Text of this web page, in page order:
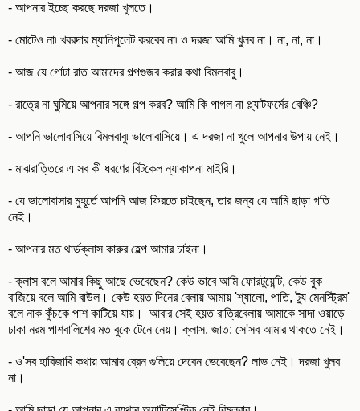
- আপনার ইচ্ছে করছে দরজা খুলতে।
- মোটেও না৷ খবরদার ম্যানিপুলেট করবেব না৷ ও দরজা আমি খুলব না। না, না, না।
- আজ যে গোটা রাত আমাদের গল্পগুজব করার কথা বিমলবাবু।
- রাত্রে না ঘুমিয়ে আপনার সঙ্গে গল্প করব? আমি কি পাগল না প্ল্যাটফর্মের বেঞ্চি?
- আপনি ভালোবাসিয়ে বিমলবাবু৷ ভালোবাসিয়ে। এ দরজা না খুলে আপনার উপায় নেই।
- মাঝরাত্তিরে এ সব কী ধরণের বিটকেল ন্যাকাপনা মাইরি।
- যে ভালোবাসার মুহূর্তে আপনি আজ ফিরতে চাইছেন, তার জন্য যে আমি ছাড়া গতি
নেই।
- আপনার মত থার্ডক্লাস কারুর হেল্প আমার চাইনা।
- ক্লাস বলে আমার কিছু আছে ভেবেছেন? কেউ ভাবে আমি ফোরটুয়েন্টি, কেউ বুক
বাজিয়ে বলে আমি বাউল। কেউ হয়ত দিনের বেলায় আমায় 'শ্যালো, পাতি, ট্যু মেনস্ট্রিম'
বলে নাক কুঁচকে পাশ কাটিয়ে যায়। আবার সেই হয়ত রাত্রিবেলায় আমাকে সাদা ওয়াড়ে
ঢাকা নরম পাশবালিশের মত বুকে টেনে নেয়। ক্লাস, জাত; সে'সব আমার থাকতে নেই।
- ও'সব হাবিজাবি কথায় আমার ব্রেন গুলিয়ে দেবেন ভেবেছেন? লাভ নেই। দরজা খুলব
না।